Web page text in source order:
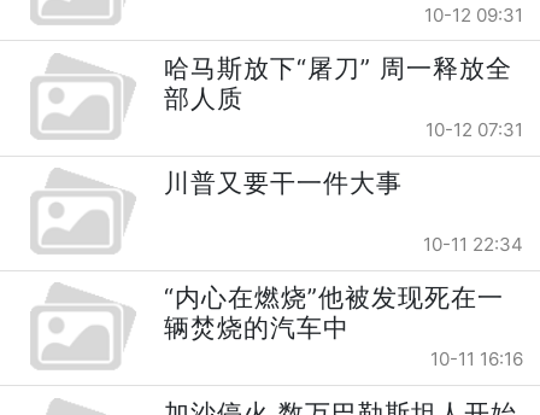
10-12 09:31
哈马斯放下“屠刀” 周一释放全
部人质
10-12 07:31
川普又要干一件大事
10-11 22:34
“内心在燃烧”他被发现死在一
辆焚烧的汽车中
10-11 16:16